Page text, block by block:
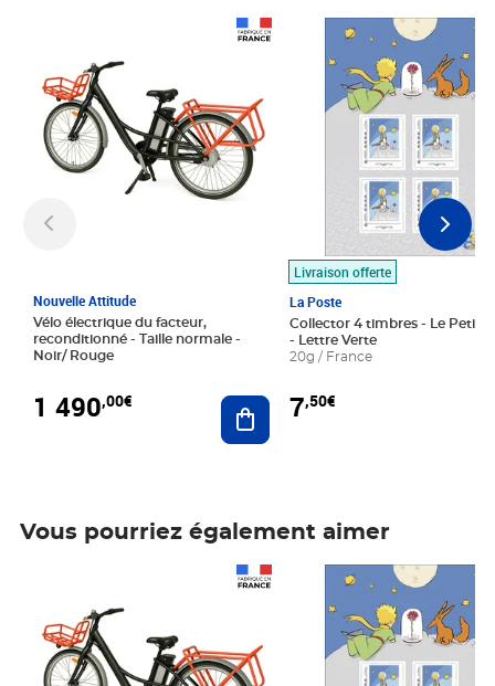
Nouvelle Attitude
Vélo électrique du facteur,
reconditionné - Taille normale -
Noir/ Rouge
1 490,00€ Ajouter au panier
Livraison offerte
La Poste
Collector 4 timbres - Le Petit
- Lettre Verte
20g / France
7,50€
Prix 7,50€
Vous pourriez également aimer
Prix 7,50€